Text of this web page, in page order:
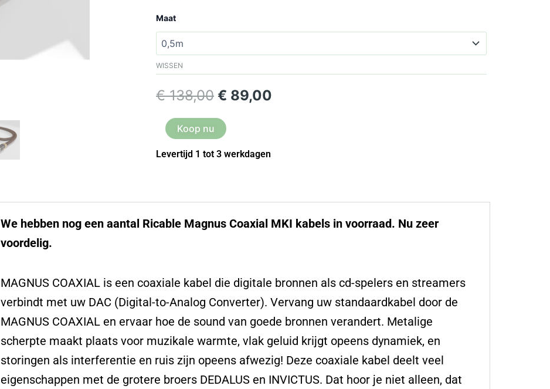
Maat
WISSEN
€138,00 € 138,00.
€ 89,00
Ricable
mkI
Koop nu
Levertijd 1 tot 3 werkdagen
We hebben nog een aantal Ricable Magnus Coaxial MKI kabels in voorraad. Nu zeer
voordelig.
MAGNUS COAXIAL is een coaxiale kabel die digitale bronnen als cd-spelers en streamers
verbindt met uw DAC (Digital-to-Analog Converter). Vervang uw standaardkabel door de
MAGNUS COAXIAL en ervaar hoe de sound van goede bronnen verandert. Metalige
scherpte maakt plaats voor muzikale warmte, vlak geluid krijgt opeens dynamiek, en
storingen als interferentie en ruis zijn opeens afwezig! Deze coaxiale kabel deelt veel
eigenschappen met de grotere broers DEDALUS en INVICTUS. Dat hoor je niet alleen, dat